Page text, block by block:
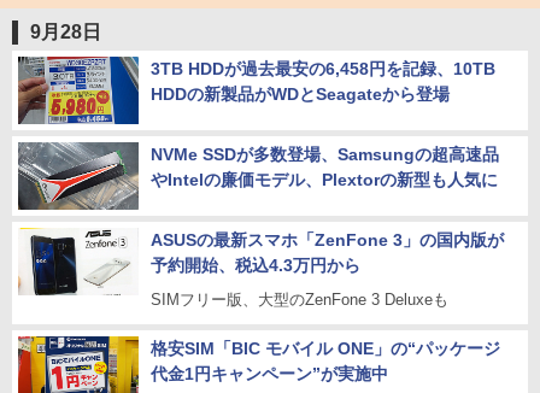
9月28日
3TB HDDが過去最安の6,458円を記録、10TB
HDDの新製品がWDとSeagateから登場
NVMe SSDが多数登場、Samsungの超高速品
やIntelの廉価モデル、Plextorの新型も人気に
ASUSの最新スマホ「ZenFone 3」の国内版が
予約開始、税込4.3万円から
SIMフリー版、大型のZenFone 3 Deluxeも
格安SIM「BIC モバイル ONE」の“パッケージ
代金1円キャンペーン”が実施中